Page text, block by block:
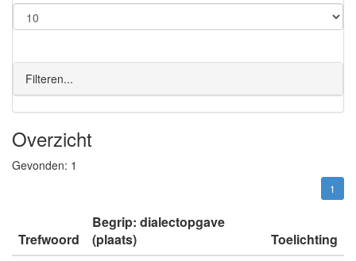
Filteren...
Overzicht
Gevonden: 1
1
Trefwoord
Begrip: dialectopgave
(plaats)
Toelichting